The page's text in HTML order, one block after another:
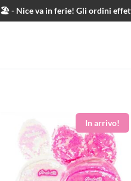
🏖️ - Nice va in ferie! Gli ordini